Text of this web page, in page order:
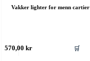
Vakker lighter for menn cartier
570,00kr 🛒